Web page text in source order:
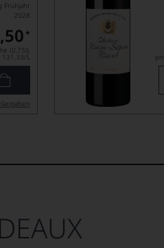
Frühjahr
2028
*
(0.75l),
131,33/L